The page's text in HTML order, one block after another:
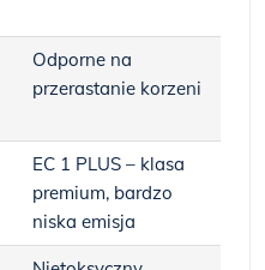
Odporne na
przerastanie korzeni
EC 1 PLUS – klasa
premium, bardzo
niska emisja